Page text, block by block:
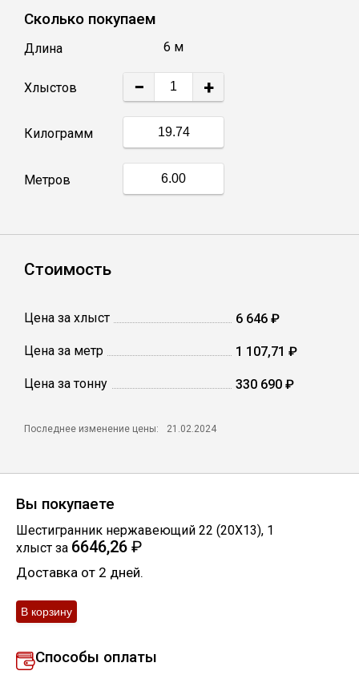
Катанка
Профлист
Винтовые сваи
Сетка кладочная
Круги абразивные
Скобо-гибочные изделия
Остальное
Сколько покупаем
Длина 6 м
Хлыстов − +
Килограмм
Метров
Стоимость
Цена за хлыст 6 646 ₽
Цена за метр 1 107,71 ₽
Цена за тонну 330 690 ₽
Последнее изменение цены: 21.02.2024
Вы покупаете
Шестигранник нержавеющий 22 (20Х13), 1
хлыст за 6646,26 ₽
Доставка от 2 дней.
Способы оплаты